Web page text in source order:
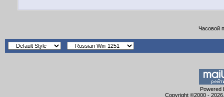
Часовой
Powered
Copyright ©2000 -